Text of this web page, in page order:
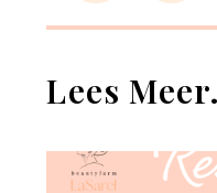
Lees